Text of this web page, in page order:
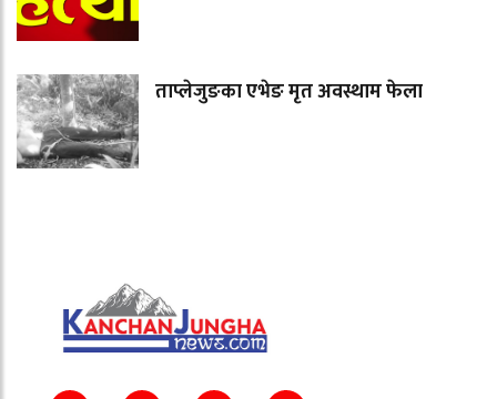
ताप्लेजुङका एभेङ मृत अवस्थाम फेला